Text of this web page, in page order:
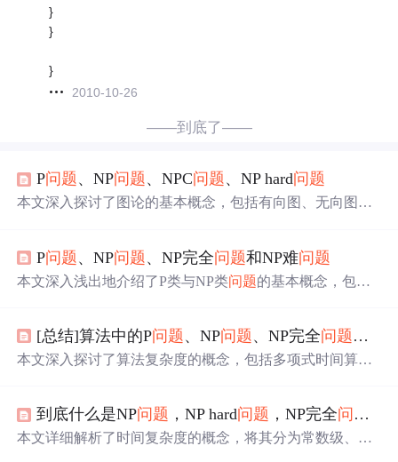
}
}
}
2010-10-26
——到底了——
P问题、NP问题、NPC问题、NP hard问题
本文深入探讨了图论的基本概念，包括有向图、无向图及
复杂度理论中的核心地位。
P问题、NP问题、NP完全问题和NP难问题
本文深入浅出地介绍了P类与NP类问题的基本概念，包括
及NP难问题的区别与联系。
[总结]算法中的P问题、NP问题、NP完全问题和NP
本文深入探讨了算法复杂度的概念，包括多项式时间算法
类 问题的定义及意义。进一步阐述了NP类问题的特点及N
P完全问题（NPC）的概念，引入问题约化的思想，揭示了
到底什么是NP问题 ，NP hard问题 ，NP完全问题
本文详细解析了时间复杂度的概念，将其分为常数级、线